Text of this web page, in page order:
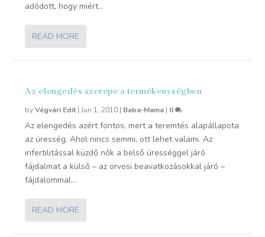
adódott, hogy miért...
READ MORE
Az elengedés szerepe a termékenységben
byVégvári Edit|Jun 1, 2010 | Baba-Mama | 0
Az elengedés azért fontos, mert a teremtés alapállapota
az üresség. Ahol nincs semmi, ott lehet valami. Az
infertilitással küzdő nők a belső ürességgel járó
fájdalmat a külső – az orvosi beavatkozásokkal járó –
fájdalommal...
READ MORE